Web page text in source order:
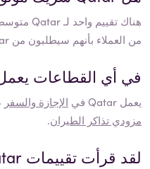
هناك تقييم واحد لـ Qatar متوسط ​​تقييمهم هو
من العملاء بأنهم سيطلبون من Qatar مرة أخرى.
في أي القطاعات
يعمل Qatar في الإجازة والسفر
مزودي تذاكر الطيران.
لقد قرأت تقييمات